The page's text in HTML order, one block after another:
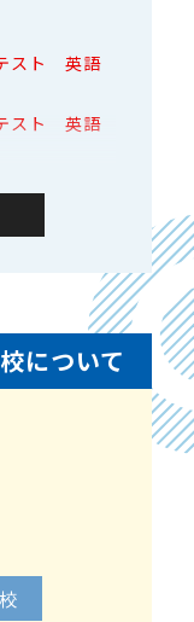
スト 英語
スト 英語
ンテスト
について